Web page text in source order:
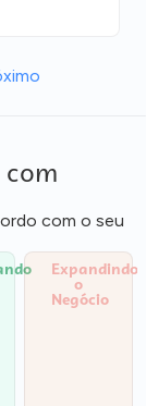
com o seu
Expandindo
o
Negócio